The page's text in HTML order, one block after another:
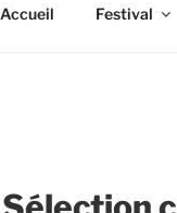
Accueil Festival